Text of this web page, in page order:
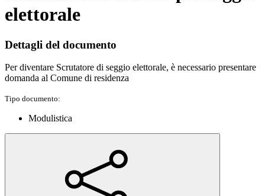
elettorale
Dettagli del documento
Per diventare Scrutatore di seggio elettorale, è necessario presentare
domanda al Comune di residenza
Tipo documento:
Modulistica